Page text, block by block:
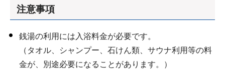
注意事項
銭湯の利用には入浴料金が必要です。
（タオル、シャンプー、石けん類、サウナ利用等の料
金が、別途必要になることがあります。）